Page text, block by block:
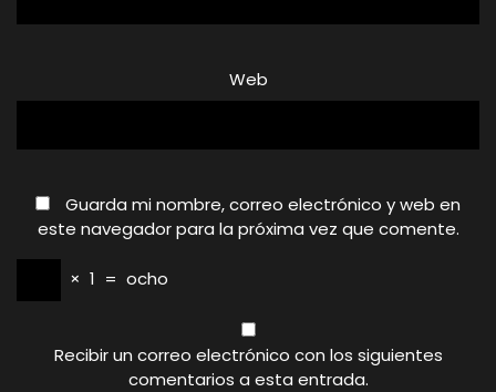
Web
Guarda mi nombre, correo electrónico y web en
este navegador para la próxima vez que comente.
× 1 = ocho
Recibir un correo electrónico con los siguientes
comentarios a esta entrada.